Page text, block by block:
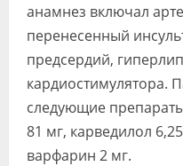
анамнез включал
перенесенный
предсердий,
кардиостимулятора.
следующие
81 мг, карведилол
варфарин 2 мг.